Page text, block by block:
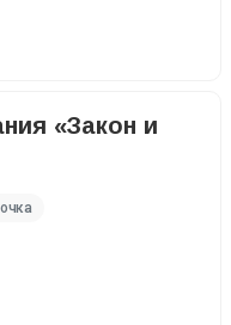
«Закон и